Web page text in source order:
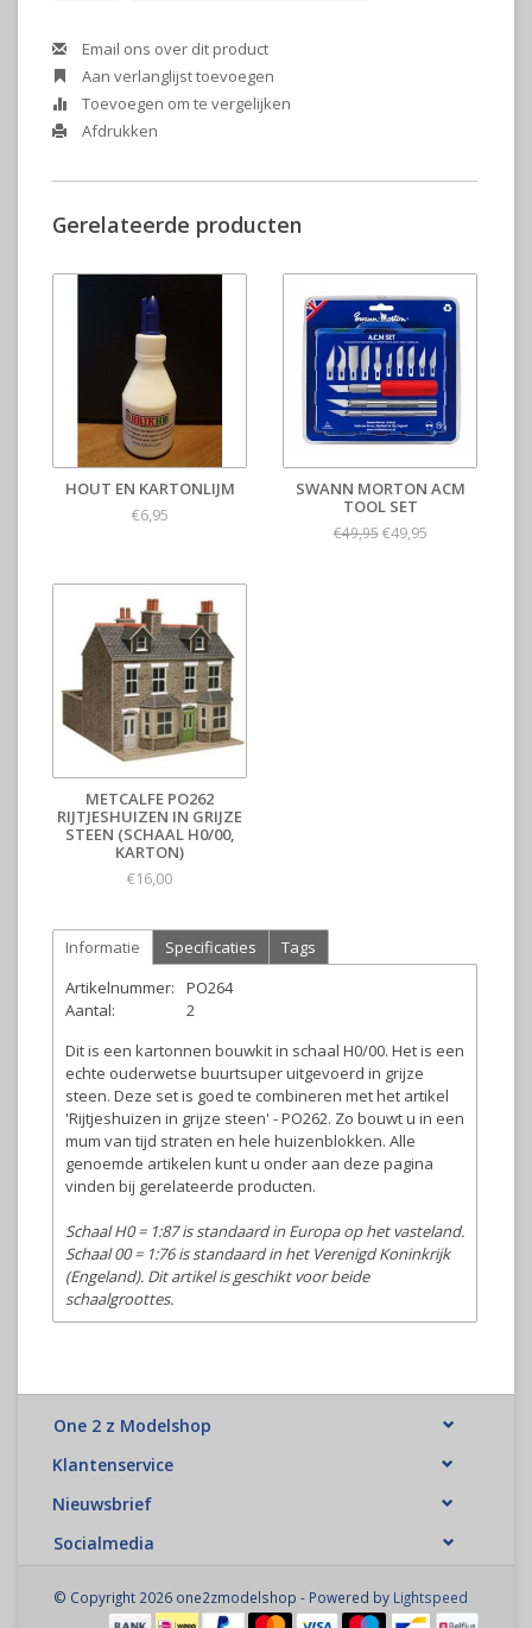
Email ons over dit product
Aan verlanglijst toevoegen
Toevoegen om te vergelijken
Afdrukken
Gerelateerde producten
HOUT EN KARTONLIJM
€6,95
SWANN MORTON ACM
TOOL SET
€49,95€49,95
METCALFE PO262
RIJTJESHUIZEN IN GRIJZE
STEEN (SCHAAL H0/00,
KARTON)
€16,00
Informatie Specificaties
Tags
Artikelnummer:
PO264
Aantal:
2
Dit is een kartonnen bouwkit in schaal H0/00. Het is een
echte ouderwetse buurtsuper uitgevoerd in grijze
steen. Deze set is goed te combineren met het artikel
'Rijtjeshuizen in grijze steen' - PO262. Zo bouwt u in een
mum van tijd straten en hele huizenblokken. Alle
genoemde artikelen kunt u onder aan deze pagina
vinden bij gerelateerde producten.
Schaal H0 = 1:87 is standaard in Europa op het vasteland.
Schaal 00 = 1:76 is standaard in het Verenigd Koninkrijk
(Engeland). Dit artikel is geschikt voor beide
schaalgroottes.
One 2 z Modelshop
Klantenservice
Nieuwsbrief
Socialmedia
© Copyright 2026 one2zmodelshop - Powered by Lightspeed